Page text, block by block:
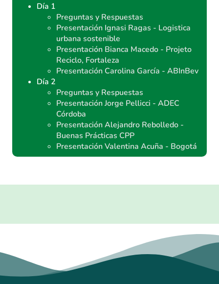
Día 1
Preguntas y Respuestas
Presentación Ignasi Ragas - Logistica
urbana sostenible
Presentación Bianca Macedo - Projeto
Reciclo, Fortaleza
Presentación Carolina García - ABInBev
Día 2
Preguntas y Respuestas
Presentación Jorge Pellicci - ADEC
Córdoba
Presentación Alejandro Rebolledo -
Buenas Prácticas CPP
Presentación Valentina Acuña - Bogotá